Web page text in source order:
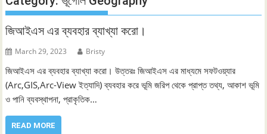
জিআইএস এর ব্যবহার ব্যাখ্যা করো।
March 29, 2023 Bristy
জিআইএস এর ব্যবহার ব্যাখ্যা করো। উত্তরঃ জিআইএস এর মাধ্যমে সফটওয়্যার
(Arc,GIS,Arc-View ইত্যাদি) ব্যবহার করে ভূমি জরিপ থেকে প্রাপ্ত তথ্য, আকাশ ভূমি
ও পানি ব্যবস্থাপনা, প্রাকৃতিক…
READ MORE